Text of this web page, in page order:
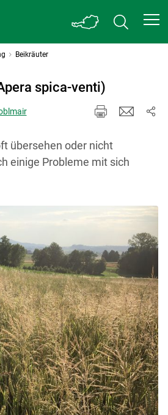
Beikräuter
spica-venti)
übersehen oder nicht
einige Probleme mit sich